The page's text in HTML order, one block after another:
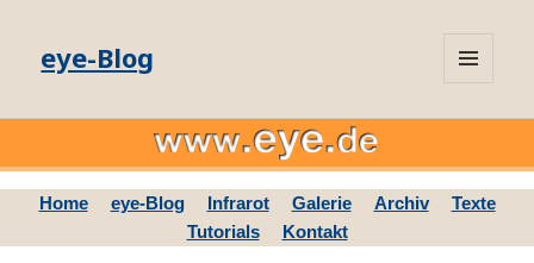
eye-Blog
UND
Home eye-Blog Infrarot Galerie Archiv
Texte
Tutorials
Kontakt